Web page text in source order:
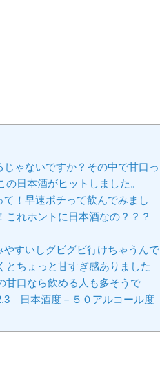
ゃないですか？その中で甘口っ
日本酒がヒットしました。
！早速ポチって飲んでみまし
れホントに日本酒なの？？？
すいしグビグビ行けちゃうんで
ちょっと甘すぎ感ありました
甘口なら飲める人も多そうで
日本酒度－５０アルコール度